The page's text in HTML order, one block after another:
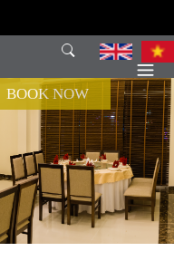
BOOK NOW